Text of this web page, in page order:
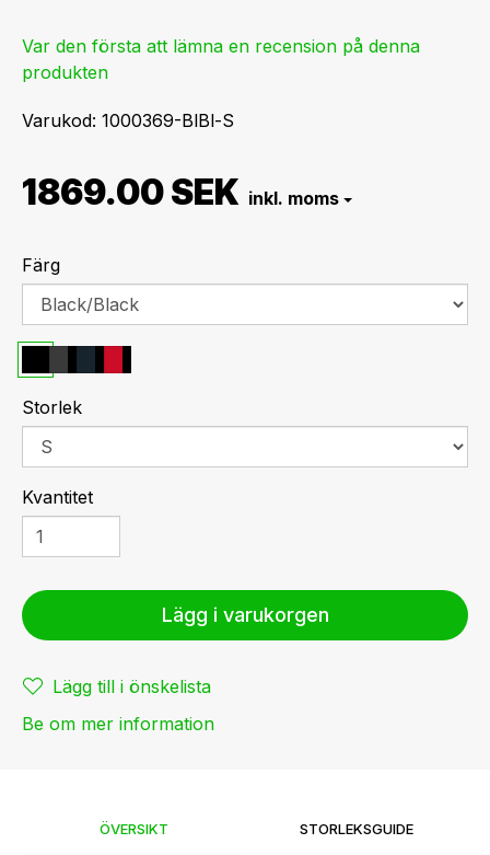
Var den första att lämna en recension på denna
produkten
Varukod 1000369-BlBl-S
1869.00 SEK
Färg
Storlek
Kvantitet
Lägg i varukorgen
Lägg till i önskelista
Be om mer information
ÖVERSIKT STORLEKSGUIDE